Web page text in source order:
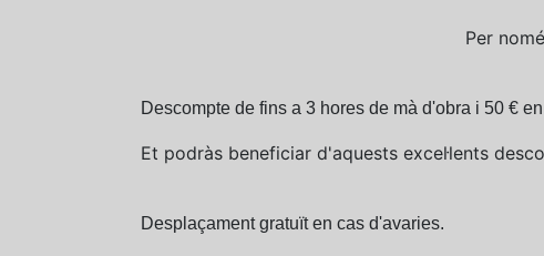
Per
Descompte de fins a 3 hores de mà d'obra i 50 €
Et podràs beneficiar d'aquests excel·lents
Desplaçament gratuït en cas d'avaries.